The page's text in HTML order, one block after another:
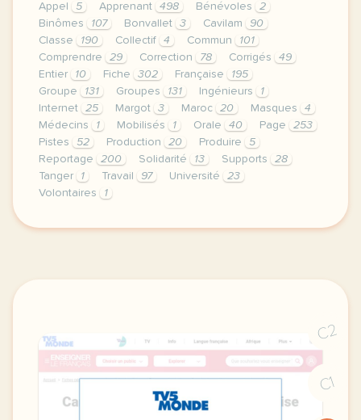
Appel
5 Apprenant 498 Bénévoles
2
Binômes
107 Bonvallet 3 Cavilam
90
Classe
190 Collectif 4 Commun
101
Comprendre
29 Correction 78 Corrigés
49
Entier
10 Fiche 302 Française
195
Groupe
131 Groupes 131 Ingénieurs
1
Internet
25 Margot 3 Maroc 20 Masques
4
Médecins
1 Mobilisés 1 Orale 40 Page
253
Pistes
52 Production 20 Produire
5
Reportage
200 Solidarité 13 Supports
28
Tanger
1 Travail 97 Université
23
Volontaires
1
le respect de votre vie privee est une priorite
C2
C1